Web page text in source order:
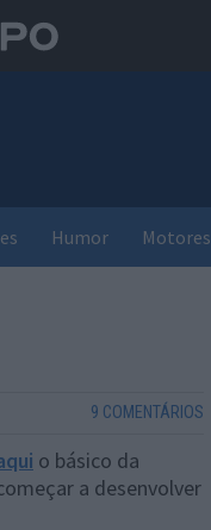
Humor Motores
9 COMENTÁRIOS
o básico da
a desenvolver